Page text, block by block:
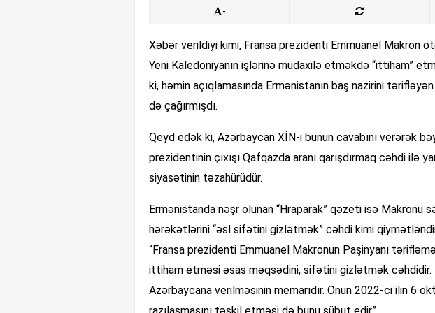
-
Xəbər verildiyi kimi, Fransa prezidenti Emmuanel Makron
Yeni Kaledoniyanın işlərinə müdaxilə etməkdə “ittiham”
ki, həmin açıqlamasında Ermənistanın baş nazirini
də çağırmışdı.
Qeyd edək ki, Azərbaycan XİN-i bunun cavabını verərək
prezidentinin çıxışı Qafqazda aranı qarışdırmaq cəhdi ilə
siyasətinin təzahürüdür.
Ermənistanda nəşr olunan “Hraparak” qəzeti isə Makronu
hərəkətlərini “əsl sifətini gizlətmək” cəhdi kimi
“Fransa prezidenti Emmuanel Makronun Paşinyanı
ittiham etməsi əsas məqsədini, sifətini gizlətmək cəhdidir.
Azərbaycana verilməsinin memarıdır. Onun 2022-ci ilin 6
04